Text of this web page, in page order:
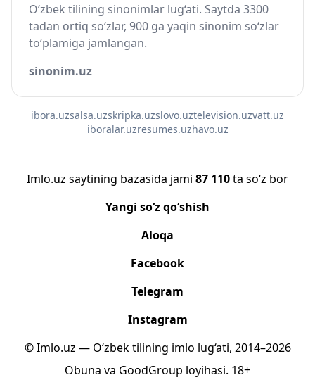
O‘zbek tilining sinonimlar lug‘ati. Saytda 3300
tadan ortiq so‘zlar, 900 ga yaqin sinonim so‘zlar
to‘plamiga jamlangan.
sinonim.uz
ibora.uzsalsa.uzskripka.uzslovo.uztelevision.uzvatt.uz
iboralar.uzresumes.uzhavo.uz
Imlo.uz saytining bazasida jami 87 110ta so‘z bor
Yangi so‘z qo‘shish
Aloqa
Facebook
Telegram
Instagram
© Imlo.uz — O‘zbek tilining imlo lug‘ati, 2014–2026
Obuna va GoodGroup loyihasi. 18+